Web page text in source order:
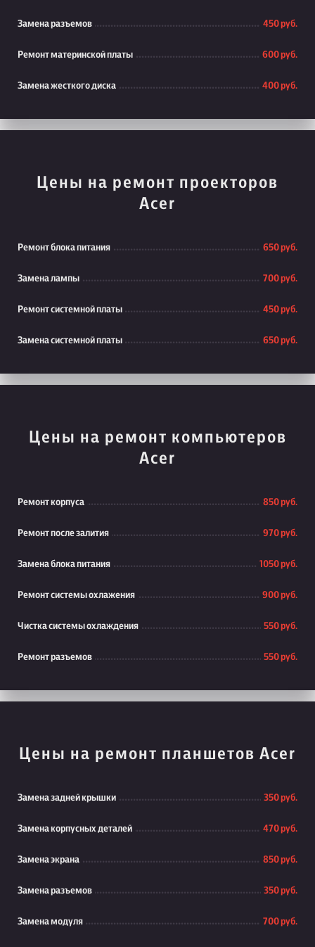
Замена разъемов 450 руб.
Ремонт материнской платы 600 руб.
Замена жесткого диска 400 руб.
Цены на ремонт проекторов
Acer
Ремонт блока питания 650 руб.
Замена лампы 700 руб.
Ремонт системной платы 450 руб.
Замена системной платы 650 руб.
Цены на ремонт компьютеров
Acer
Ремонт корпуса 850 руб.
Ремонт после залития 970 руб.
Замена блока питания 1050 руб.
Ремонт системы охлажения 900 руб.
Чистка системы охлаждения 550 руб.
Ремонт разъемов 550 руб.
Цены на ремонт планшетов Acer
Замена задней крышки 350 руб.
Замена корпусных деталей 470 руб.
Замена экрана 850 руб.
Замена разъемов 350 руб.
Замена модуля 700 руб.